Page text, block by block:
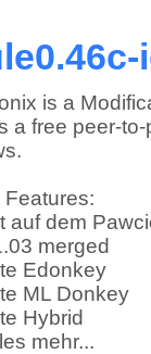
is a
a free peer-
Features:
auf dem
merged
Edonkey
ML Donkey
Hybrid
mehr...